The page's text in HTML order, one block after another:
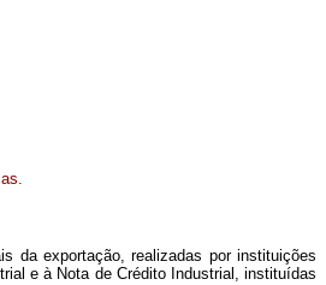
da exportação, realizadas por instituições
e à Nota de Crédito Industrial, instituídas